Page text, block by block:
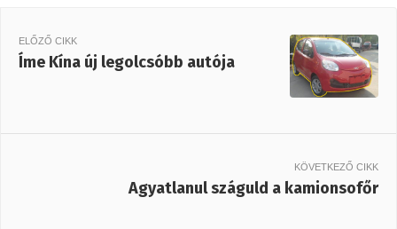
ELŐZŐ CIKK
Íme Kína új legolcsóbb autója
KÖVETKEZŐ CIKK
Agyatlanul száguld a kamionsofőr